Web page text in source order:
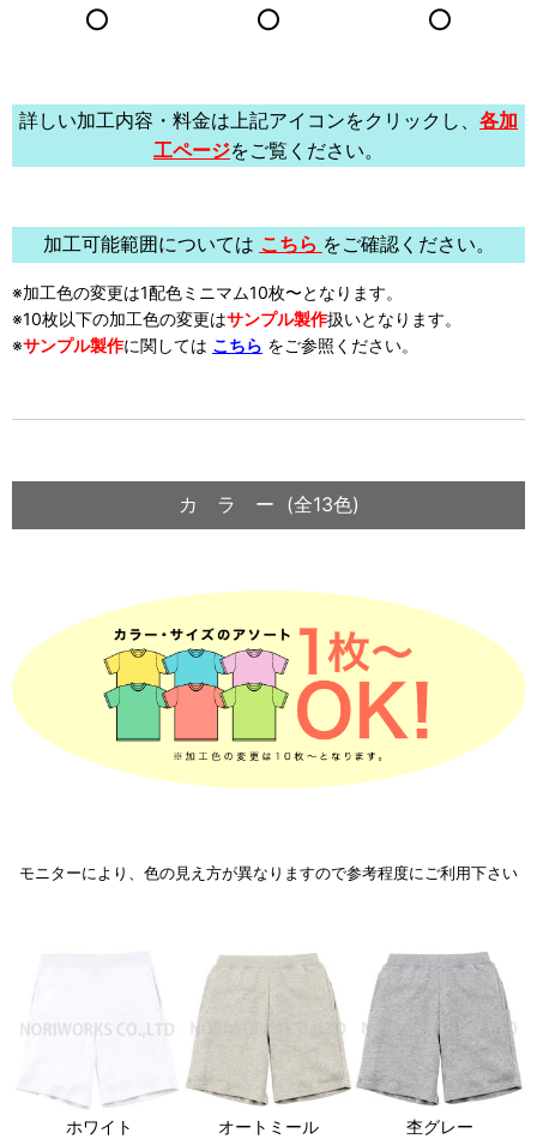
○ ○ ○
詳しい加工内容・料金は上記アイコンをクリックし、 各加
工ページをご覧ください。
加工可能範囲については こちら をご確認ください。
※加工色の変更は1配色ミニマム10枚〜となります。
※10枚以下の加工色の変更はサンプル製作扱いとなります。
※サンプル製作に関しては こちら をご参照ください。
カ ラ ー (全13色)
モニターにより、色の見え方が異なりますので参考程度にご利用下さい
ホワイト
オートミール
杢グレー